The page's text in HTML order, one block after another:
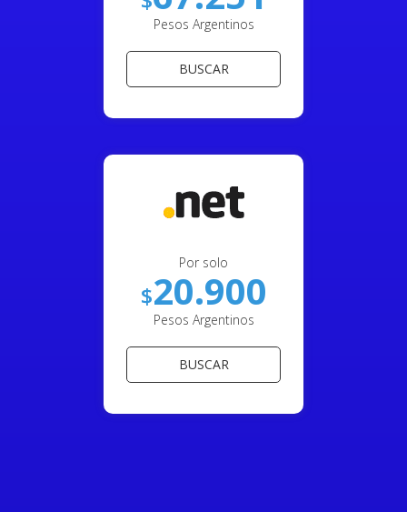
Pesos Argentinos
BUSCAR
Por solo
$20.900
Pesos Argentinos
BUSCAR